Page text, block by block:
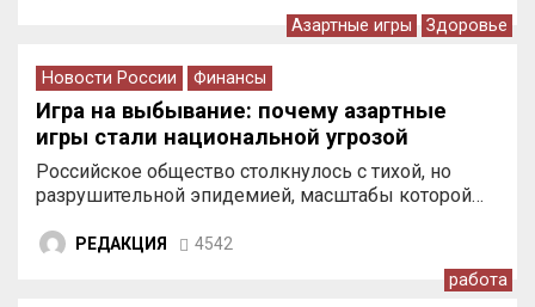
Азартные игры Здоровье
Новости России Финансы
Игра на выбывание: почему азартные
игры стали национальной угрозой
Российское общество столкнулось с тихой, но
разрушительной эпидемией, масштабы которой…
РЕДАКЦИЯ 4542
работа